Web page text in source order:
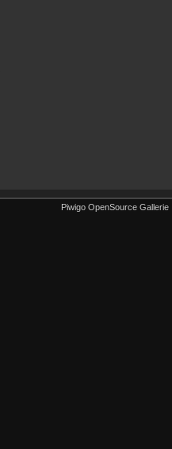
Piwigo OpenSource Gallerie